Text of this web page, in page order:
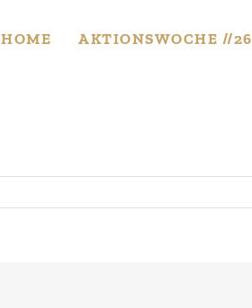
HOME AKTIONS­WOCHE //26